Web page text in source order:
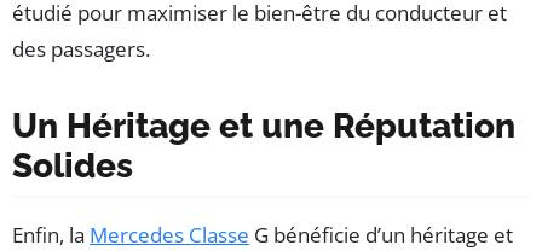
étudié pour maximiser le bien-être du conducteur et
des passagers.
Un Héritage et une Réputation
Solides
Enfin, la Mercedes Classe G bénéficie d’un héritage et